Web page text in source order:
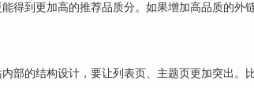
得到更加高的推荐品质分。如果增加高品质的
部的结构设计，要让列表页、主题页更加突出